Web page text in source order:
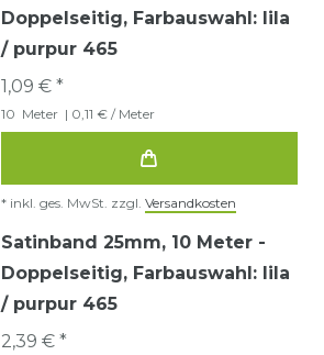
Doppelseitig, Farbauswahl: lila
/ purpur 465
1,09 € *
10 Meter | 0,11 € / Meter
* inkl. ges. MwSt. zzgl. Versandkosten
Satinband 25mm, 10 Meter -
Doppelseitig, Farbauswahl: lila
/ purpur 465
2,39 € *